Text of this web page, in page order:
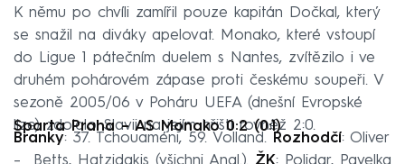
K němu po chvíli zamířil pouze kapitán Dočkal, který
se snažil na diváky apelovat. Monako, které vstoupí
do Ligue 1 pátečním duelem s Nantes, zvítězilo i ve
druhém pohárovém zápase proti českému soupeři. V
sezoně 2005/06 v Poháru UEFA (dnešní Evropské
lize) zdolalo Slavii na jejím hřišti rovněž 2:0.
Sparta Praha –⁠ AS Monako 0:2 (0:1)
Branky: 37. Tchouaméni, 59. Volland. Rozhodčí: Oliver
–⁠ ⁠ Betts, Hatzidakis (všichni Angl.). ŽK: Polidar, Pavelka